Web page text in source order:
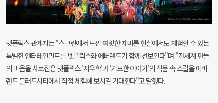
넷플릭스 관계자는 "스크린에서 느낀 짜릿한 재미를 현실에서도 체험할 수 있는
특별한 엔터테인먼트를 넷플릭스와 에버랜드가 함께 선보인다"며 "전세계 팬들
의 마음을 사로잡은 넷플릭스 '지우학'과 '기묘한 이야기'의 작품 속 스릴을 에버
랜드 블러드시티에서 직접 체험해 보시길 기대한다"고 말했다.